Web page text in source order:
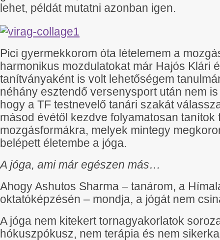
lehet, példát mutatni azonban igen.
Pici gyermekkorom óta lételemem a
harmonikus mozdulatokat már Hajós Klári
tanítványaként is volt lehetőségem
néhány esztendő versenysport után nem
hogy a TF testnevelő tanári szakát
másod évétől kezdve folyamatosan tanítok
mozgásformákra, melyek mintegy
belépett életembe a jóga.
A jóga, ami már egészen más…
Ahogy Ashutos Sharma – tanárom, a
oktatóképzésén – mondja, a jógát nem
A jóga nem kitekert tornagyakorlatok
hókuszpókusz, nem terápia és nem